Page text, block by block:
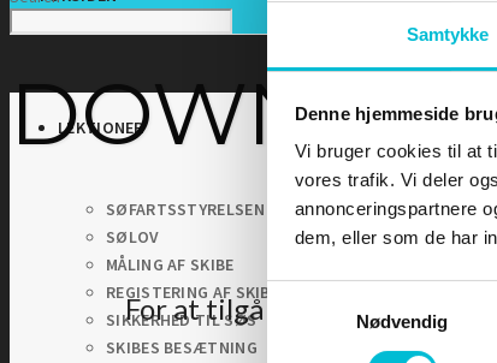
Samtykke
Denne hjemmeside
Vi bruger cookies til at
vores trafik. Vi deler
annonceringspartnere
dem, eller som de har
Samtykkevalg
Nødvendig
LEKTIONER
SØFARTSSTYRELSEN
SØLOV
MÅLING AF SKIBE
REGISTERING AF SKIBE
SIKKERHED TIL SØS
SKIBES BESÆTNING
For at tilgå denne side skal